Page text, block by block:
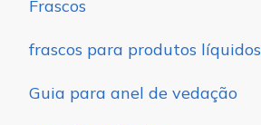
Frascos
frascos para produtos líquidos
Guia para anel de vedação